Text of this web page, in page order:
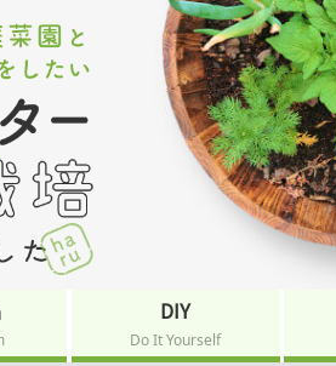
DIY
Do It Yourself